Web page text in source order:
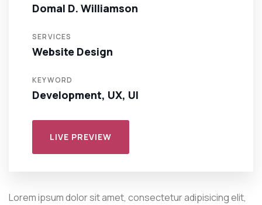
Domal D. Williamson
SERVICES
Website Design
KEYWORD
Development, UX, UI
LIVE PREVIEW
Lorem ipsum dolor sit amet, consectetur adipisicing elit,